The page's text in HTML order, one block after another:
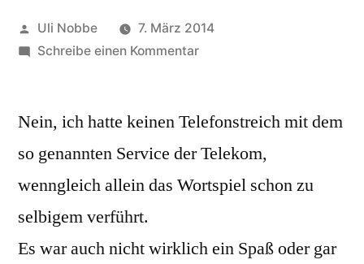
Veröffentlicht
von
Uli Nobbe
7. März 2014
Schreibe einen Kommentarzu
der
Nein, ich hatte keinen Telefonstreich mit dem
so genannten Service der Telekom,
wenngleich allein das Wortspiel schon zu
selbigem verführt.
Es war auch nicht wirklich ein Spaß oder gar